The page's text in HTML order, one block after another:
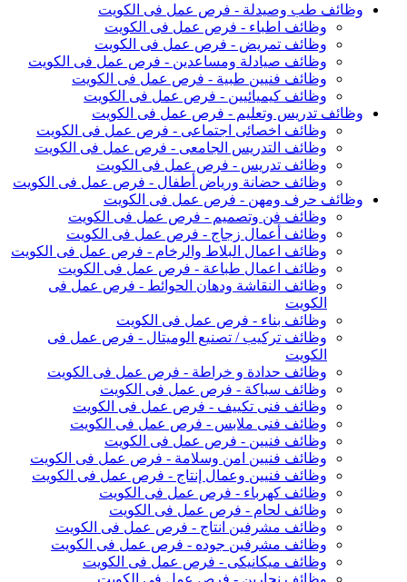
وظائف طب وصيدلة - فرص عمل فى الكويت
وظائف اطباء - فرص عمل فى الكويت
وظائف تمريض - فرص عمل فى الكويت
وظائف صيادلة ومساعدين - فرص عمل فى الكويت
وظائف فنيين طبية - فرص عمل فى الكويت
وظائف كيميائيين - فرص عمل فى الكويت
وظائف تدريس وتعليم - فرص عمل فى الكويت
وظائف اخصائى اجتماعى - فرص عمل فى الكويت
وظائف التدريس الجامعى - فرص عمل فى الكويت
وظائف تدريس - فرص عمل فى الكويت
وظائف حضانة ورياض أطفال - فرص عمل فى الكويت
وظائف حرف ومهن - فرص عمل فى الكويت
وظائف فن وتصميم - فرص عمل فى الكويت
وظائف أعمال زجاج - فرص عمل فى الكويت
وظائف اعمال البلاط والرخام - فرص عمل فى الكويت
وظائف اعمال طباعة - فرص عمل فى الكويت
وظائف النقاشة ودهان الحوائط - فرص عمل فى
الكويت
وظائف بناء - فرص عمل فى الكويت
وظائف تركيب / تصنيع الوميتال - فرص عمل فى
الكويت
وظائف حدادة و خراطة - فرص عمل فى الكويت
وظائف سباكة - فرص عمل فى الكويت
وظائف فنى تكييف - فرص عمل فى الكويت
وظائف فنى ملابس - فرص عمل فى الكويت
وظائف فنيين - فرص عمل فى الكويت
وظائف فنيين امن وسلامة - فرص عمل فى الكويت
وظائف فنيين وعمال إنتاج - فرص عمل فى الكويت
وظائف كهرباء - فرص عمل فى الكويت
وظائف لحام - فرص عمل فى الكويت
وظائف مشرفين انتاج - فرص عمل فى الكويت
وظائف مشرفين جوده - فرص عمل فى الكويت
وظائف ميكانيكى - فرص عمل فى الكويت
وظائف نجارين - فرص عمل فى الكويت